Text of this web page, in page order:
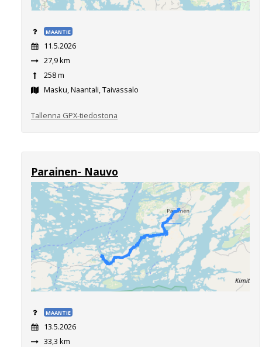
MAANTIE
11.5.2026
27,9 km
258 m
Masku, Naantali, Taivassalo
Tallenna GPX-tiedostona
Parainen- Nauvo
MAANTIE
13.5.2026
33,3 km